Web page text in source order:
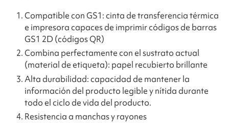
Compatible con GS1: cinta de transferencia térmica
e impresora capaces de imprimir códigos de barras
GS1 2D (códigos QR)
Combina perfectamente con el sustrato actual
(material de etiqueta): papel recubierto brillante
Alta durabilidad: capacidad de mantener la
información del producto legible y nítida durante
todo el ciclo de vida del producto.
Resistencia a manchas y rayones